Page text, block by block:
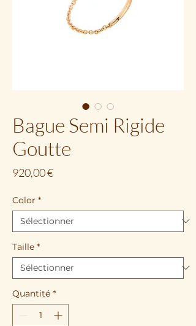
Bague Semi Rigide
Goutte
920,00 €Prix
Color *
Taille *
Quantité *